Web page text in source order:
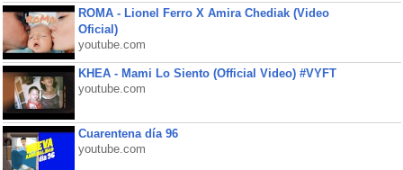
ROMA - Lionel Ferro X Amira Chediak (Video
Oficial)
youtube.com
KHEA - Mami Lo Siento (Official Video) #VYFT
youtube.com
Cuarentena día 96
youtube.com